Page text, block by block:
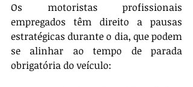
Os motoristas profissionais
empregados têm direito a pausas
estratégicas durante o dia, que podem
se alinhar ao tempo de parada
obrigatória do veículo: